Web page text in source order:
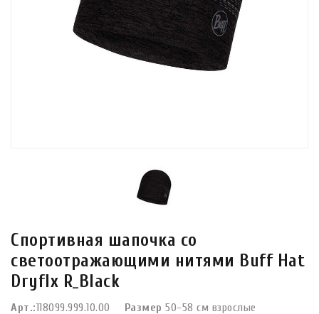
Спортивная шапочка со
светоотражающими нитями Buff Hat
Dryflx R_Black
Арт.:118099.999.10.00 Размер 50-58 см взрослые